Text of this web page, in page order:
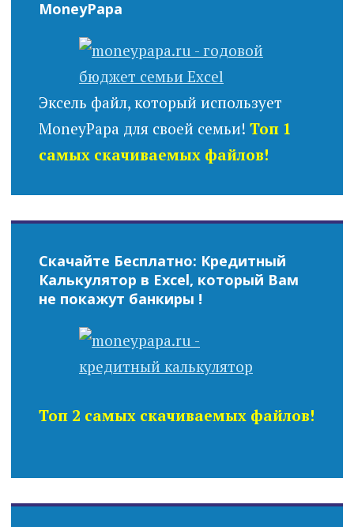
MoneyPapa
Эксель файл, который использует
MoneyPapa для своей семьи! Топ 1
самых скачиваемых файлов!
Скачайте Бесплатно: Кредитный
Калькулятор в Excel, который Вам
не покажут банкиры !
Топ 2 самых скачиваемых файлов!